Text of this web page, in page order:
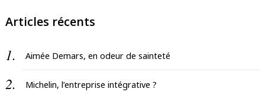
Articles récents
Aimée Demars, en odeur de sainteté
Michelin, l’entreprise intégrative ?